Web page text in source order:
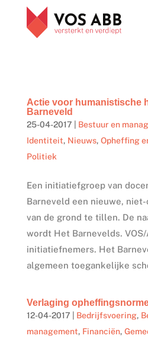
Actie voor humanistische
Barneveld
25-04-2017 Bestuur en
Identiteit, Nieuws, Opheffing
Politiek
Een initiatiefgroep van
Barneveld een nieuwe,
van de grond te tillen. De
wordt Het Barnevelds.
initiatiefnemers. Het
algemeen toegankelijke
Verlaging
12-04-2017 Bedrijfsvoering,
management, Financiën,